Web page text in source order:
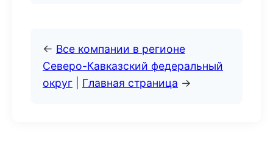
← Все компании в регионе
Северо-Кавказский федеральный
округ
Главная страница →